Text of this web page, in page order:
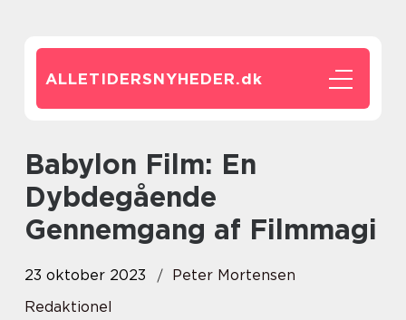
ALLETIDERSNYHEDER.dk
Babylon Film: En
Dybdegående
Gennemgang af Filmmagi
23 oktober 2023
Peter Mortensen
Redaktionel